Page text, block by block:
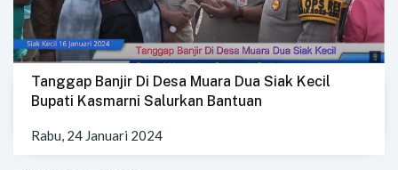
Tanggap Banjir Di Desa Muara Dua Siak Kecil
Bupati Kasmarni Salurkan Bantuan
Rabu, 24 Januari 2024